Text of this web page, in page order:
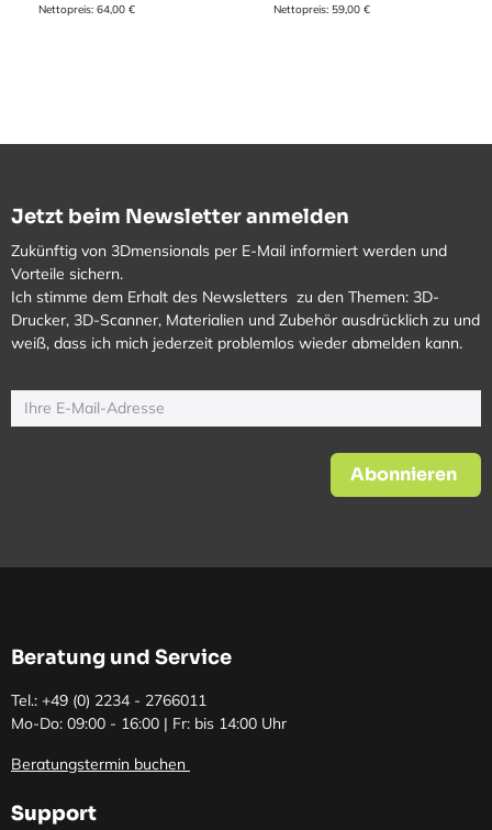
Nettopreis: 64,00 € Nettopreis: 59,00€
Jetzt beim Newsletter anmelden
Zukünftig von 3Dmensionals per E-Mail informiert werden und
Vorteile sichern.
Ich stimme dem Erhalt des Newsletters zu den Themen: 3D-
Drucker, 3D-Scanner, Materialien und Zubehör ausdrücklich zu und
weiß, dass ich mich jederzeit problemlos wieder abmelden kann.
Abonnieren
Beratung und Service
Tel.: +49 (0) 2234 - 2766011
Mo-Do: 09:00 - 16:00 | Fr: bis 14:00 Uhr
Beratungstermin buchen
Support